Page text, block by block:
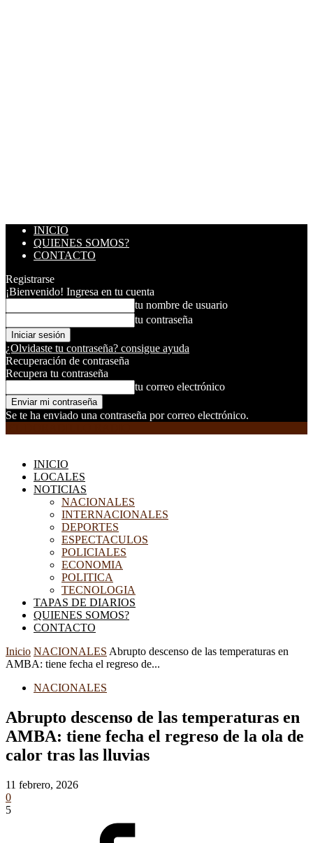
INICIO
QUIENES SOMOS?
CONTACTO
Registrarse
¡Bienvenido! Ingresa en tu cuenta
tu nombre de usuario
tu contraseña
¿Olvidaste tu contraseña? consigue ayuda
Recuperación de contraseña
Recupera tu contraseña
tu correo electrónico
Se te ha enviado una contraseña por correo electrónico.
INICIO
LOCALES
NOTICIAS
NACIONALES
INTERNACIONALES
DEPORTES
ESPECTACULOS
POLICIALES
ECONOMIA
POLITICA
TECNOLOGIA
TAPAS DE DIARIOS
QUIENES SOMOS?
CONTACTO
Inicio NACIONALES Abrupto descenso de las temperaturas en
AMBA: tiene fecha el regreso de...
NACIONALES
Abrupto descenso de las temperaturas en
AMBA: tiene fecha el regreso de la ola de
calor tras las lluvias
11 febrero, 2026
0
5